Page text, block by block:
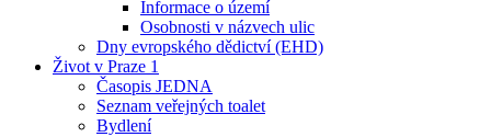
Informace o území
Osobnosti v názvech ulic
Dny evropského dědictví (EHD)
Život v Praze 1
Časopis JEDNA
Seznam veřejných toalet
Bydlení